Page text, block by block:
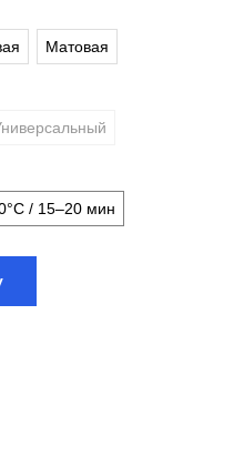
Матовая
/ 15–20 мин